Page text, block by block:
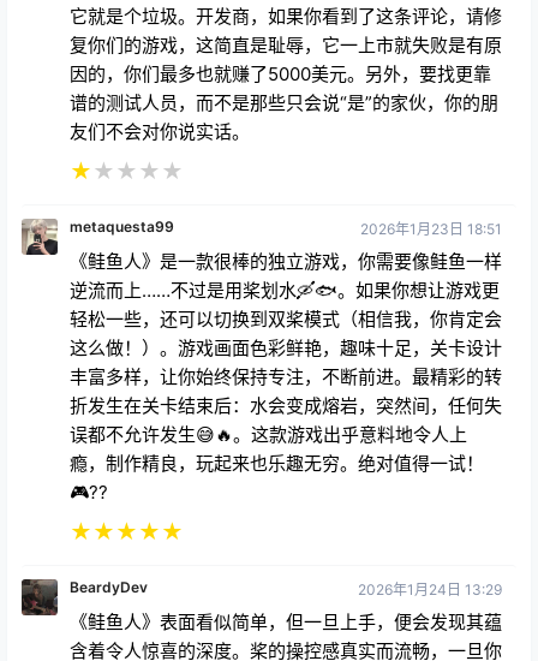
它就是个垃圾。开发商，如果你看到了这条评论，请修
复你们的游戏，这简直是耻辱，它一上市就失败是有原
因的，你们最多也就赚了5000美元。另外，要找更靠
谱的测试人员，而不是那些只会说“是”的家伙，你的朋
友们不会对你说实话。
★★ ★ ★ ★
metaquesta99 2026年1月23日 18:51
《鲑鱼人》是一款很棒的独立游戏，你需要像鲑鱼一样
逆流而上……不过是用桨划水🛶🐟。如果你想让游戏更
轻松一些，还可以切换到双桨模式（相信我，你肯定会
这么做！）。游戏画面色彩鲜艳，趣味十足，关卡设计
丰富多样，让你始终保持专注，不断前进。最精彩的转
折发生在关卡结束后：水会变成熔岩，突然间，任何失
误都不允许发生😅🔥。这款游戏出乎意料地令人上
瘾，制作精良，玩起来也乐趣无穷。绝对值得一试！
🎮??
★★★★★
BeardyDev 2026年1月24日 13:29
《鲑鱼人》表面看似简单，但一旦上手，便会发现其蕴
含着令人惊喜的深度。桨的操控感真实而流畅，一旦你